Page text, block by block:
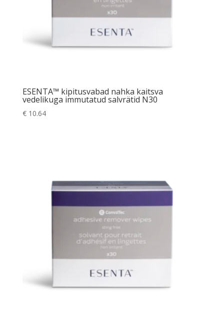
ESENTA™ kipitusvabad nahka kaitsva
vedelikuga immutatud salvrätid N30
€10.64